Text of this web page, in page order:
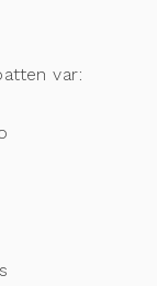
var: